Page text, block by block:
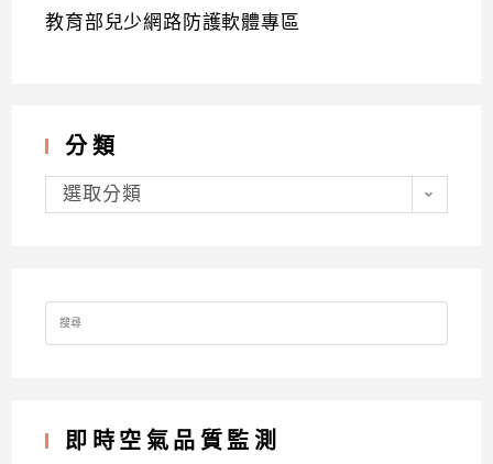
教育部兒少網路防護軟體專區
分類
分
類選取分類
Search
for:
即時空氣品質監測